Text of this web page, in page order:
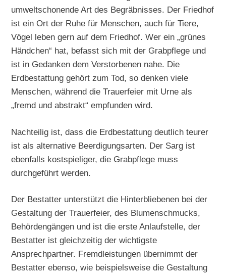
umweltschonende Art des Begräbnisses. Der Friedhof
ist ein Ort der Ruhe für Menschen, auch für Tiere,
Vögel leben gern auf dem Friedhof. Wer ein „grünes
Händchen“ hat, befasst sich mit der Grabpflege und
ist in Gedanken dem Verstorbenen nahe. Die
Erdbestattung gehört zum Tod, so denken viele
Menschen, während die Trauerfeier mit Urne als
„fremd und abstrakt“ empfunden wird.
Nachteilig ist, dass die Erdbestattung deutlich teurer
ist als alternative Beerdigungsarten. Der Sarg ist
ebenfalls kostspieliger, die Grabpflege muss
durchgeführt werden.
Der Bestatter unterstützt die Hinterbliebenen bei der
Gestaltung der Trauerfeier, des Blumenschmucks,
Behördengängen und ist die erste Anlaufstelle, der
Bestatter ist gleichzeitig der wichtigste
Ansprechpartner. Fremdleistungen übernimmt der
Bestatter ebenso, wie beispielsweise die Gestaltung